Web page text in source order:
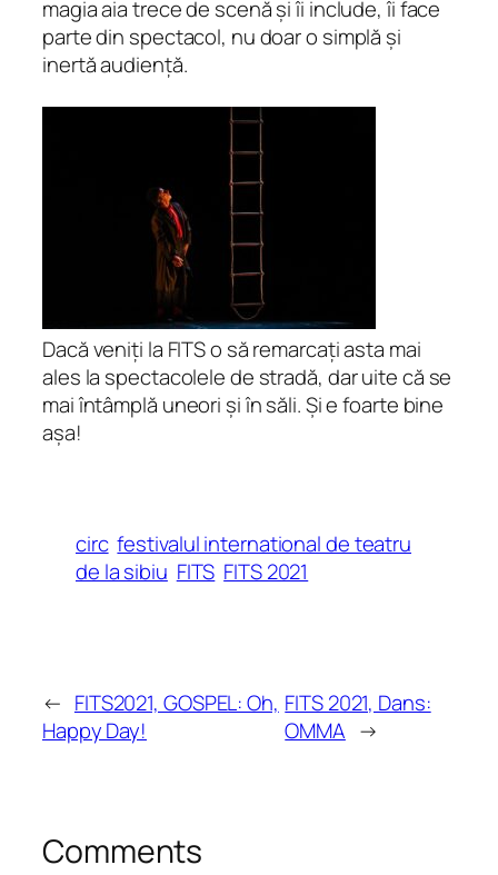
magia aia trece de scenă și îi include, îi face
parte din spectacol, nu doar o simplă și
inertă audiență.
Dacă veniți la FITS o să remarcați asta mai
ales la spectacolele de stradă, dar uite că se
mai întâmplă uneori și în săli. Și e foarte bine
așa!
circ festivalul international de teatru
de la sibiu FITS FITS 2021
← FITS2021, GOSPEL: Oh,
Happy Day!
FITS 2021, Dans:
OMMA →
Comments